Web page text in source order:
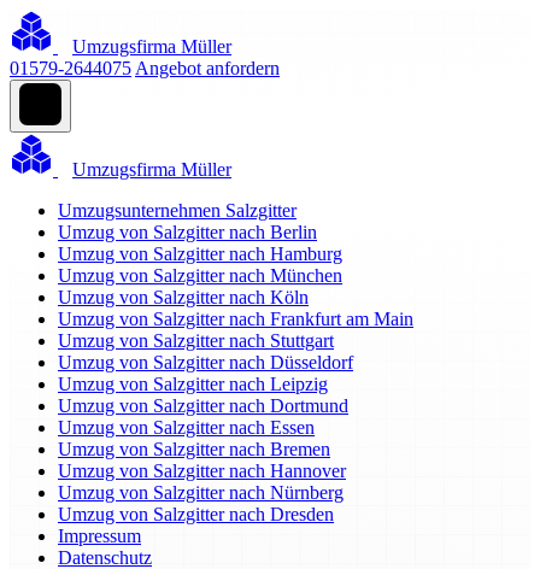
Umzugsfirma Müller
01579-2644075 Angebot anfordern
Umzugsfirma Müller
Umzugsunternehmen Salzgitter
Umzug von Salzgitter nach Berlin
Umzug von Salzgitter nach Hamburg
Umzug von Salzgitter nach München
Umzug von Salzgitter nach Köln
Umzug von Salzgitter nach Frankfurt am Main
Umzug von Salzgitter nach Stuttgart
Umzug von Salzgitter nach Düsseldorf
Umzug von Salzgitter nach Leipzig
Umzug von Salzgitter nach Dortmund
Umzug von Salzgitter nach Essen
Umzug von Salzgitter nach Bremen
Umzug von Salzgitter nach Hannover
Umzug von Salzgitter nach Nürnberg
Umzug von Salzgitter nach Dresden
Impressum
Datenschutz